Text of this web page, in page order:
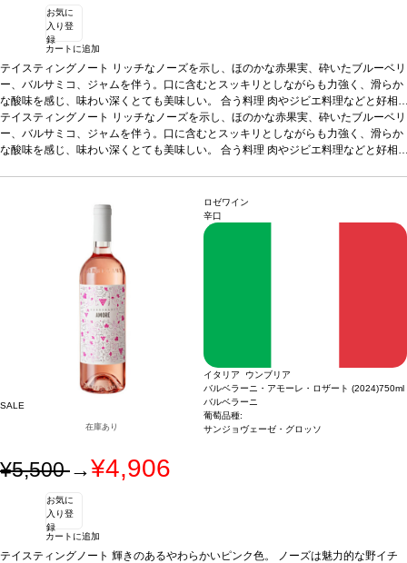
お気に
入り登
録
カートに追加
テイスティングノート リッチなノーズを示し、ほのかな赤果実、砕いたブルーベリ
ー、バルサミコ、ジャムを伴う。口に含むとスッキリとしながらも力強く、滑らか
な酸味を感じ、味わい深くとても美味しい。 合う料理 肉やジビエ料理などと好相
性葡萄品種サンジョヴェーゼ 45%、マルツェミーノ 45%、カベルネ・ソーヴィニ
ヨン 10%*本ヴィンテージが在庫切れの場合、在庫があり価格が同様の場合は自動
的に次のヴィンテージに変更されます、ご了承ください。
テイスティングノート リッチなノーズを示し、ほのかな赤果実、砕いたブルーベリ
ー、バルサミコ、ジャムを伴う。口に含むとスッキリとしながらも力強く、滑らか
な酸味を感じ、味わい深くとても美味しい。 合う料理 肉やジビエ料理などと好相
的に次のヴィンテージに変更されます、ご了承ください。
SALE
在庫あり
ロゼワイン
辛口
イタリア ウンブリア
バルベラーニ・アモーレ・ロザート (2024)750ml
バルベラーニ
葡萄品種:
サンジョヴェーゼ・グロッソ
¥5,500→¥4,906
お気に
入り登
録
カートに追加
テイスティングノート 輝きのあるやわらかいピンク色。 ノーズは魅力的な野イチ